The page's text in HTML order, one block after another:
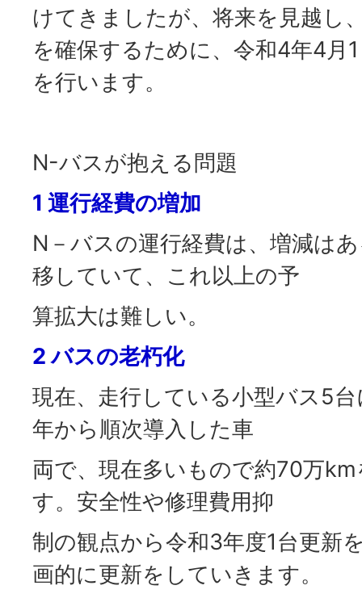
けてきましたが、将来を見越し
を確保するために、令和4年4月
を行います。
N-バスが抱える問題
1 運行経費の増加
N－バスの運行経費は、増減は
移していて、これ以上の予
算拡大は難しい。
2 バスの老朽化
現在、走行している小型バス5
年から順次導入した車
両で、現在多いもので約70万
す。安全性や修理費用抑
制の観点から令和3年度1台更新
画的に更新をしていきます。